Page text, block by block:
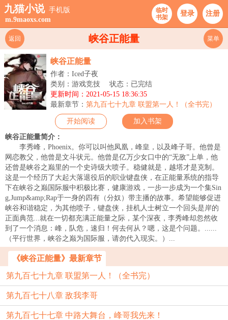
九猫小说 手机版
m.9maoxs.com
临时
书架
登录 注册
峡谷正能量
返回 菜单
峡谷正能量
作者：Iced子夜
类别：游戏竞技
状态：已完结
更新时间：2021-05-15 18:36:35
最新章节： 第九百七十九章 联盟第一人！（全书完）
开始阅读 加入书架
峡谷正能量简介：
李秀峰，Phoenix。你可以叫他凤凰，峰皇，以及峰子哥。他曾是
网恋教父，他曾是文斗状元。他曾是亿万少女口中的“无敌”上单，他
还曾是峡谷之巅里的一个史诗级大喷子。稳健就是，越塔才是克制。
这是一个经历了大起大落退役后的职业键盘侠，在正能量系统的指导
下在峡谷之巅国际服中积极比赛，健康游戏，一步一步成为一个集Sin
g,Jump&amp;Rap于一身的四有（分奴）带主播的故事。希望能够促进
峡谷和谐稳定，为其他喷子，键盘侠，挂机人士树立一个回头是岸的
正面典范...就在一切都充满正能量之际，某个深夜，李秀峰却忽然收
到了一个消息：峰，队危，速归！何去何从？嗯，这是个问题。......
（平行世界，峡谷之巅为国际服，请勿代入现实。）...
《峡谷正能量》最新章节
第九百七十九章 联盟第一人！（全书完）
第九百七十八章 敌我李哥
第九百七十七章 中路大舞台，峰哥我先来！